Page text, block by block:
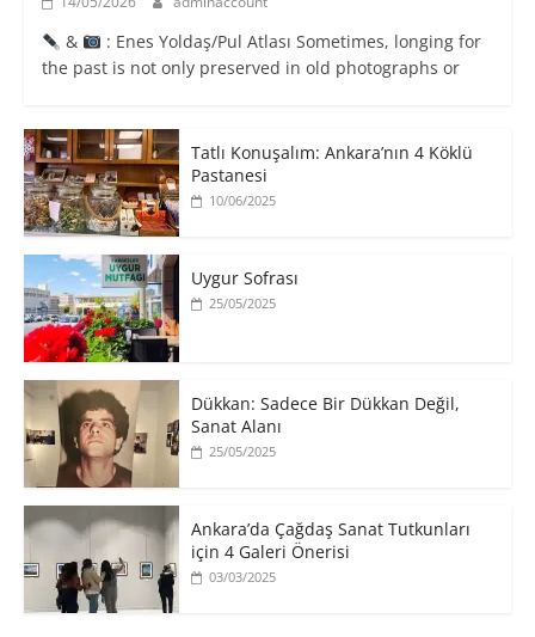
&
: Enes Yoldaş/Pul Atlası Sometimes, longing for
the past is not only preserved in old photographs or
Tatlı Konuşalım: Ankara’nın 4 Köklü
Pastanesi
10/06/2025
Uygur Sofrası
25/05/2025
​Dükkan: Sadece Bir Dükkan Değil,
Sanat Alanı
25/05/2025
Ankara’da Çağdaş Sanat Tutkunları
için 4 Galeri Önerisi
03/03/2025